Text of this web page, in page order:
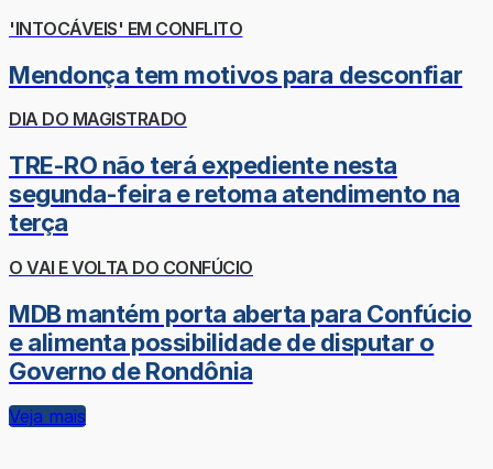
'INTOCÁVEIS' EM CONFLITO
Mendonça tem motivos para desconfiar
DIA DO MAGISTRADO
TRE-RO não terá expediente nesta
segunda-feira e retoma atendimento na
terça
O VAI E VOLTA DO CONFÚCIO
MDB mantém porta aberta para Confúcio
e alimenta possibilidade de disputar o
Governo de Rondônia
Veja mais